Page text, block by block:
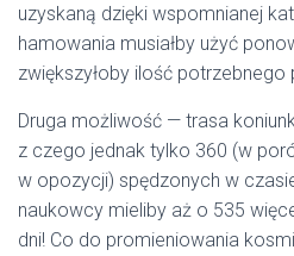
uzyskaną dzięki wspomnianej
hamowania musiałby użyć
zwiększyłoby ilość potrzebnego
Druga możliwość — trasa
z czego jednak tylko 360 (w
w opozycji) spędzonych w
naukowcy mieliby aż o 535
dni! Co do promieniowania